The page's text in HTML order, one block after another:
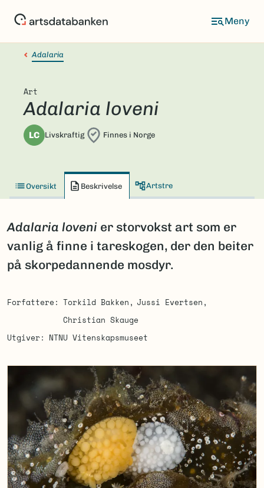
Adalaria
Art
Adalaria loveni
LC Livskraftig Finnes i Norge
Oversikt Beskrivelse Artstre
Adalaria loveni er storvokst art som er
vanlig å finne i tareskogen, der den beiter
på skorpedannende mosdyr.
Forfattere Torkild Bakken
Jussi Evertsen
Christian Skauge
Utgiver
NTNU Vitenskapsmuseet